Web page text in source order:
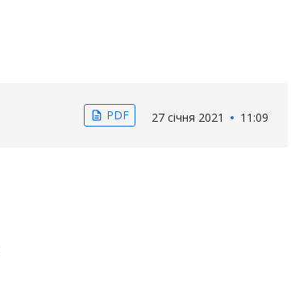
description PDF 27 січня 2021 11:09